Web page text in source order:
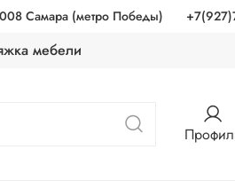
Самара (метро Победы)
мебели